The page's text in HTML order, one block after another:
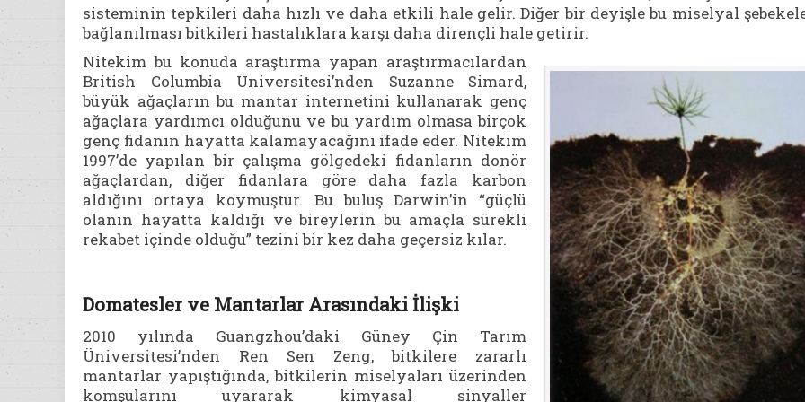
sisteminin tepkileri daha hızlı ve daha etkili hale gelir. Diğer bir deyişle bu miselyal
bağlanılması bitkileri hastalıklara karşı daha dirençli hale getirir.
Nitekim bu konuda araştırma yapan araştırmacılardan
British Columbia Üniversitesi’nden Suzanne Simard,
büyük ağaçların bu mantar internetini kullanarak genç
ağaçlara yardımcı olduğunu ve bu yardım olmasa birçok
genç fidanın hayatta kalamayacağını ifade eder. Nitekim
1997’de yapılan bir çalışma gölgedeki fidanların donör
ağaçlardan, diğer fidanlara göre daha fazla karbon
aldığını ortaya koymuştur. Bu buluş Darwin’in “güçlü
olanın hayatta kaldığı ve bireylerin bu amaçla sürekli
rekabet içinde olduğu” tezini bir kez daha geçersiz kılar.
Domatesler ve Mantarlar Arasındaki İlişki
2010 yılında Guangzhou’daki Güney Çin Tarım
Üniversitesi’nden Ren Sen Zeng, bitkilere zararlı
mantarlar yapıştığında, bitkilerin miselyaları üzerinden
komşularını uyararak kimyasal sinyaller